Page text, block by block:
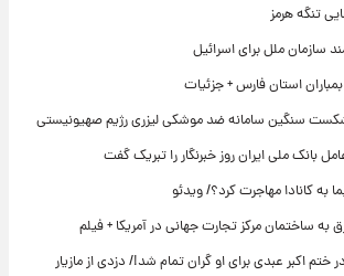
تنگه هرمز
سازمان ملل برای اسرائیل
استان فارس + جزئیات
شکست سنگین سامانه ضد موشکی لیزری رژیم صهیونیستی
بانک ملی ایران روز خبرنگار را تبریک گفت
به کانادا مهاجرت کرد؟/ ویدئو
به ساختمان مرکز تجارت جهانی در آمریکا + فیلم
ختم اکبر عبدی برای او گران تمام شد!/ دزدی از مازیار